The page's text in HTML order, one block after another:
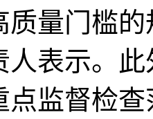
质量门槛
人表示。
点监督检